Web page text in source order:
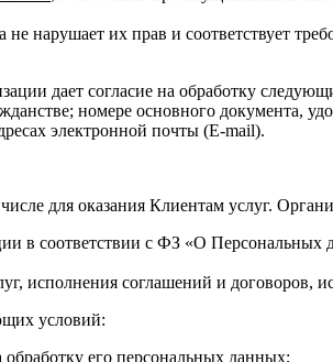
нарушает их прав и соответствует
дает согласие на обработку
номере основного документа,
электронной почты (E-mail).
для оказания Клиентам услуг.
в соответствии с ФЗ «О
исполнения соглашений и договоров,
условий:
его персональных данных;